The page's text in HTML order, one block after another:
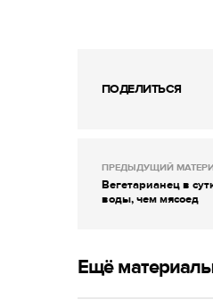
ПОДЕЛИТЬСЯ
ПРЕДЫДУЩИЙ
Вегетарианец в
воды, чем мясоед
Ещё